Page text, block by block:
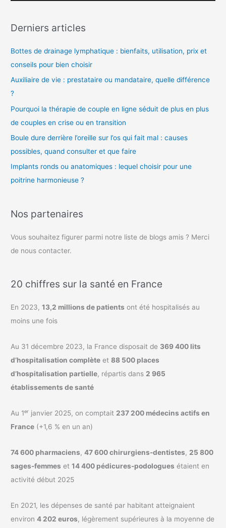
Derniers articles
Bottes de drainage lymphatique : bienfaits, utilisation, prix et
conseils pour bien choisir
Auxiliaire de vie : prestataire ou mandataire, quelle différence
?
Pourquoi la thérapie de couple en ligne séduit de plus en plus
de couples en crise ou en transition
Boule dure derrière l’oreille sur l’os qui fait mal : causes
possibles, quand consulter et que faire
Implants ronds ou anatomiques : lequel choisir pour une
poitrine harmonieuse ?
Nos partenaires
Vous souhaitez figurer parmi notre liste de blogs amis ? Merci
de nous contacter.
20 chiffres sur la santé en France
En 2023,13,2 millions de patients ont été hospitalisés au
moins une fois
Au 31 décembre 2023, la France disposait de 369 400 lits
d’hospitalisation complète et88 500 places
d’hospitalisation partielle, répartis dans 2 965
établissements de santé
Au 1ᵉʳ janvier 2025, on comptait 237 200 médecins actifs en
France (+1,6 % en un an)
74 600 pharmaciens,47 600 chirurgiens-dentistes, 25 800
sages-femmes et14 400 pédicures-podologues étaient en
activité début 2025
En 2021, les dépenses de santé par habitant atteignaient
environ4 202 euros, légèrement supérieures à la moyenne de